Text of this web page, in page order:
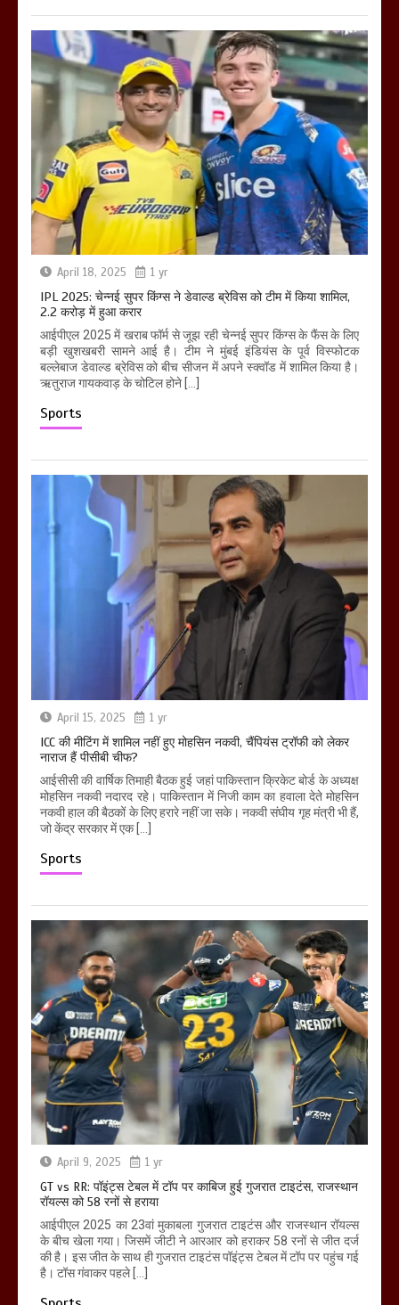
April 18, 2025 1 yr
IPL 2025: चेन्नई सुपर किंग्स ने डेवाल्ड ब्रेविस को टीम में किया शामिल,
2.2 करोड़ में हुआ करार
आईपीएल 2025 में खराब फॉर्म से जूझ रही चेन्नई सुपर किंग्स के फैंस के लिए
बड़ी खुशखबरी सामने आई है। टीम ने मुंबई इंडियंस के पूर्व विस्फोटक
बल्लेबाज डेवाल्ड ब्रेविस को बीच सीजन में अपने स्क्वॉड में शामिल किया है।
ऋतुराज गायकवाड़ के चोटिल होने […]
Sports
April 15, 2025 1 yr
ICC की मीटिंग में शामिल नहीं हुए मोहसिन नकवी, चैंपियंस ट्रॉफी को लेकर
नाराज हैं पीसीबी चीफ?
आईसीसी की वार्षिक तिमाही बैठक हुई जहां पाकिस्तान क्रिकेट बोर्ड के अध्यक्ष
मोहसिन नकवी नदारद रहे। पाकिस्तान में निजी काम का हवाला देते मोहसिन
नकवी हाल की बैठकों के लिए हरारे नहीं जा सके। नकवी संघीय गृह मंत्री भी हैं,
जो केंद्र सरकार में एक […]
Sports
April 9, 2025 1 yr
GT vs RR: पॉइंट्स टेबल में टॉप पर काबिज हुई गुजरात टाइटंस, राजस्थान
रॉयल्स को 58 रनों से हराया
आईपीएल 2025 का 23वां मुकाबला गुजरात टाइटंस और राजस्थान रॉयल्स
के बीच खेला गया। जिसमें जीटी ने आरआर को हराकर 58 रनों से जीत दर्ज
की है। इस जीत के साथ ही गुजरात टाइटंस पॉइंट्स टेबल में टॉप पर पहुंच गई
है। टॉस गंवाकर पहले […]